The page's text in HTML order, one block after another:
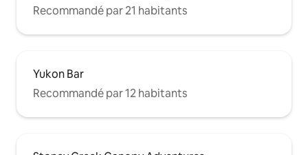
Recommandé par 21 habitants
Yukon Bar
Recommandé par 12 habitants